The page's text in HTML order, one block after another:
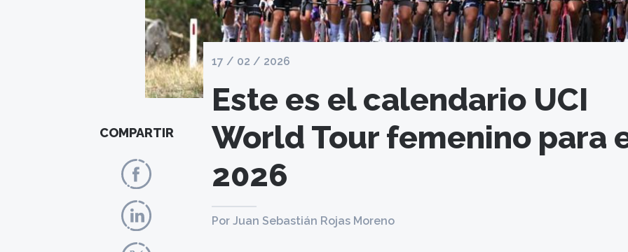
COMPARTIR
17 / 02 / 2026
Este es el calendario UCI
World Tour femenino para
2026
Por Juan Sebastián Rojas Moreno